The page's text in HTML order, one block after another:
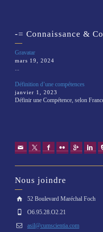
-= Connaissance &
Gravatar
mars 19, 2024
...
Définition d’une compétences
janvier 1, 2023
Définir une Compétence, selon
Nous joindre
52 Boulevard Maréchal Foch
O6.95.28.O2.21
asil@cumscientia.com